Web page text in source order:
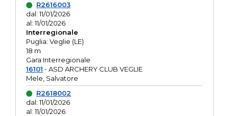
R2616003
dal: 11/01/2026
al: 11/01/2026
Interregionale
Puglia: Veglie (LE)
18 m
Gara Interregionale
16101 - ASD ARCHERY CLUB VEGLIE
Mele, Salvatore
R2618002
dal: 11/01/2026
al: 11/01/2026